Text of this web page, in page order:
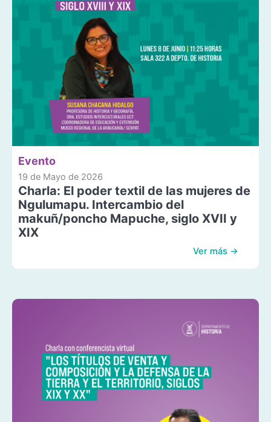
Evento
19 de Mayo de 2026
Charla: El poder textil de las mujeres de
Ngulumapu. Intercambio del
makuñ/poncho Mapuche, siglo XVII y
XIX
Ver más →